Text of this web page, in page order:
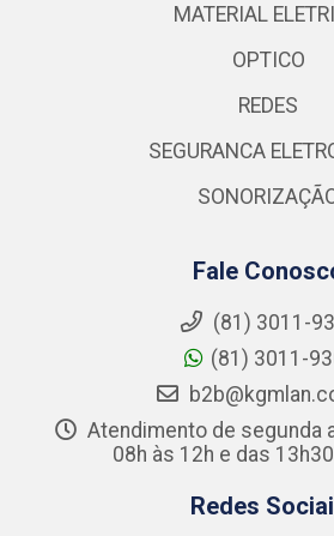
MATERIAL
OPTICO
REDES
SEGURANCA
Fale
(81) 3011-
(81) 3011-
Atendimento de segunda
08h às 12h e das
Redes